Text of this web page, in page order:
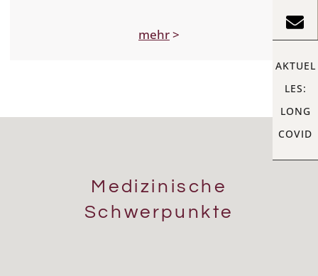
AKTUEL
LES:
LONG
COVID
mehr>
Medizinische
Schwerpunkte